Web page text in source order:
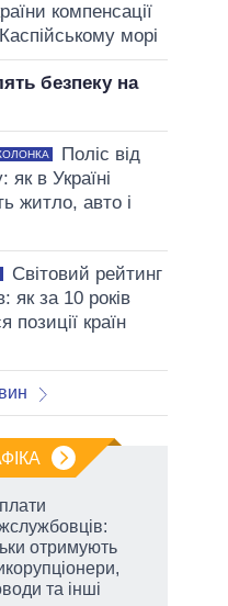
компенсації
морі
безпеку на
Поліс від
як в Україні
житло, авто і
Світовий рейтинг
як за 10 років
позиції країн
отримують
та інші